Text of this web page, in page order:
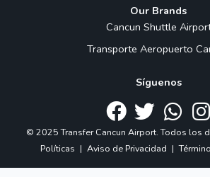
Our Brands
Cancun Shuttle
Transporte Aeropuerto
Síguenos
© 2025 Transfer Cancun Airport. Todos los
Políticas | Aviso de Privacidad |